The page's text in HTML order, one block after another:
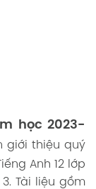
học 2023-
giới thiệu quý
Anh 12 lớp
Tài liệu gồm